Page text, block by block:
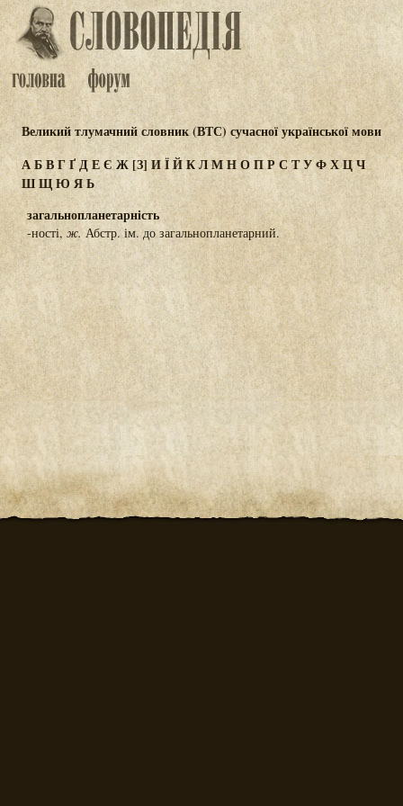
Великий тлумачний словник (ВТС) сучасної української мови
АБВГҐДЕЄ Ж[З] ИЇЙКЛМНОПР СТУФХЦЧ
ШЩЮЯЬ
загальнопланетарність
-ності, ж. Абстр. ім. до загальнопланетарний.